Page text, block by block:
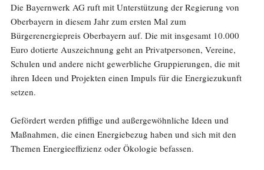
Die Bayernwerk AG ruft mit Unterstützung der Regierung von
Oberbayern in diesem Jahr zum ersten Mal zum
Bürgerenergiepreis Oberbayern auf. Die mit insgesamt 10.000
Euro dotierte Auszeichnung geht an Privatpersonen, Vereine,
Schulen und andere nicht gewerbliche Gruppierungen, die mit
ihren Ideen und Projekten einen Impuls für die Energiezukunft
setzen.
Gefördert werden pfiffige und außergewöhnliche Ideen und
Maßnahmen, die einen Energiebezug haben und sich mit den
Themen Energieeffizienz oder Ökologie befassen.